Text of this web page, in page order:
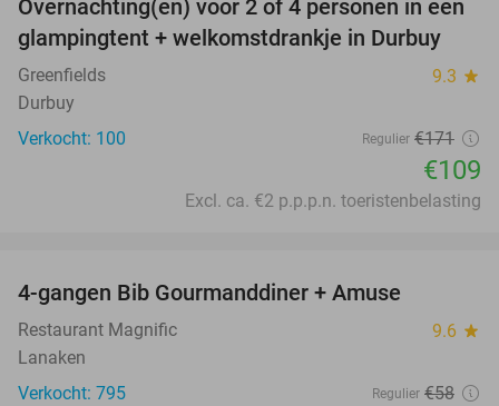
36%
Overnachting(en) voor 2 of 4 personen in een
glampingtent + welkomstdrankje in Durbuy
Greenfields 9.3 star
Durbuy
Verkocht: 100
Regulier €171
€109
Excl. ca. €2 p.p.p.n. toeristenbelasting
4-gangen Bib Gourmanddiner + Amuse
Restaurant Magnific 9.6 star
Lanaken
Verkocht: 795
Regulier €58